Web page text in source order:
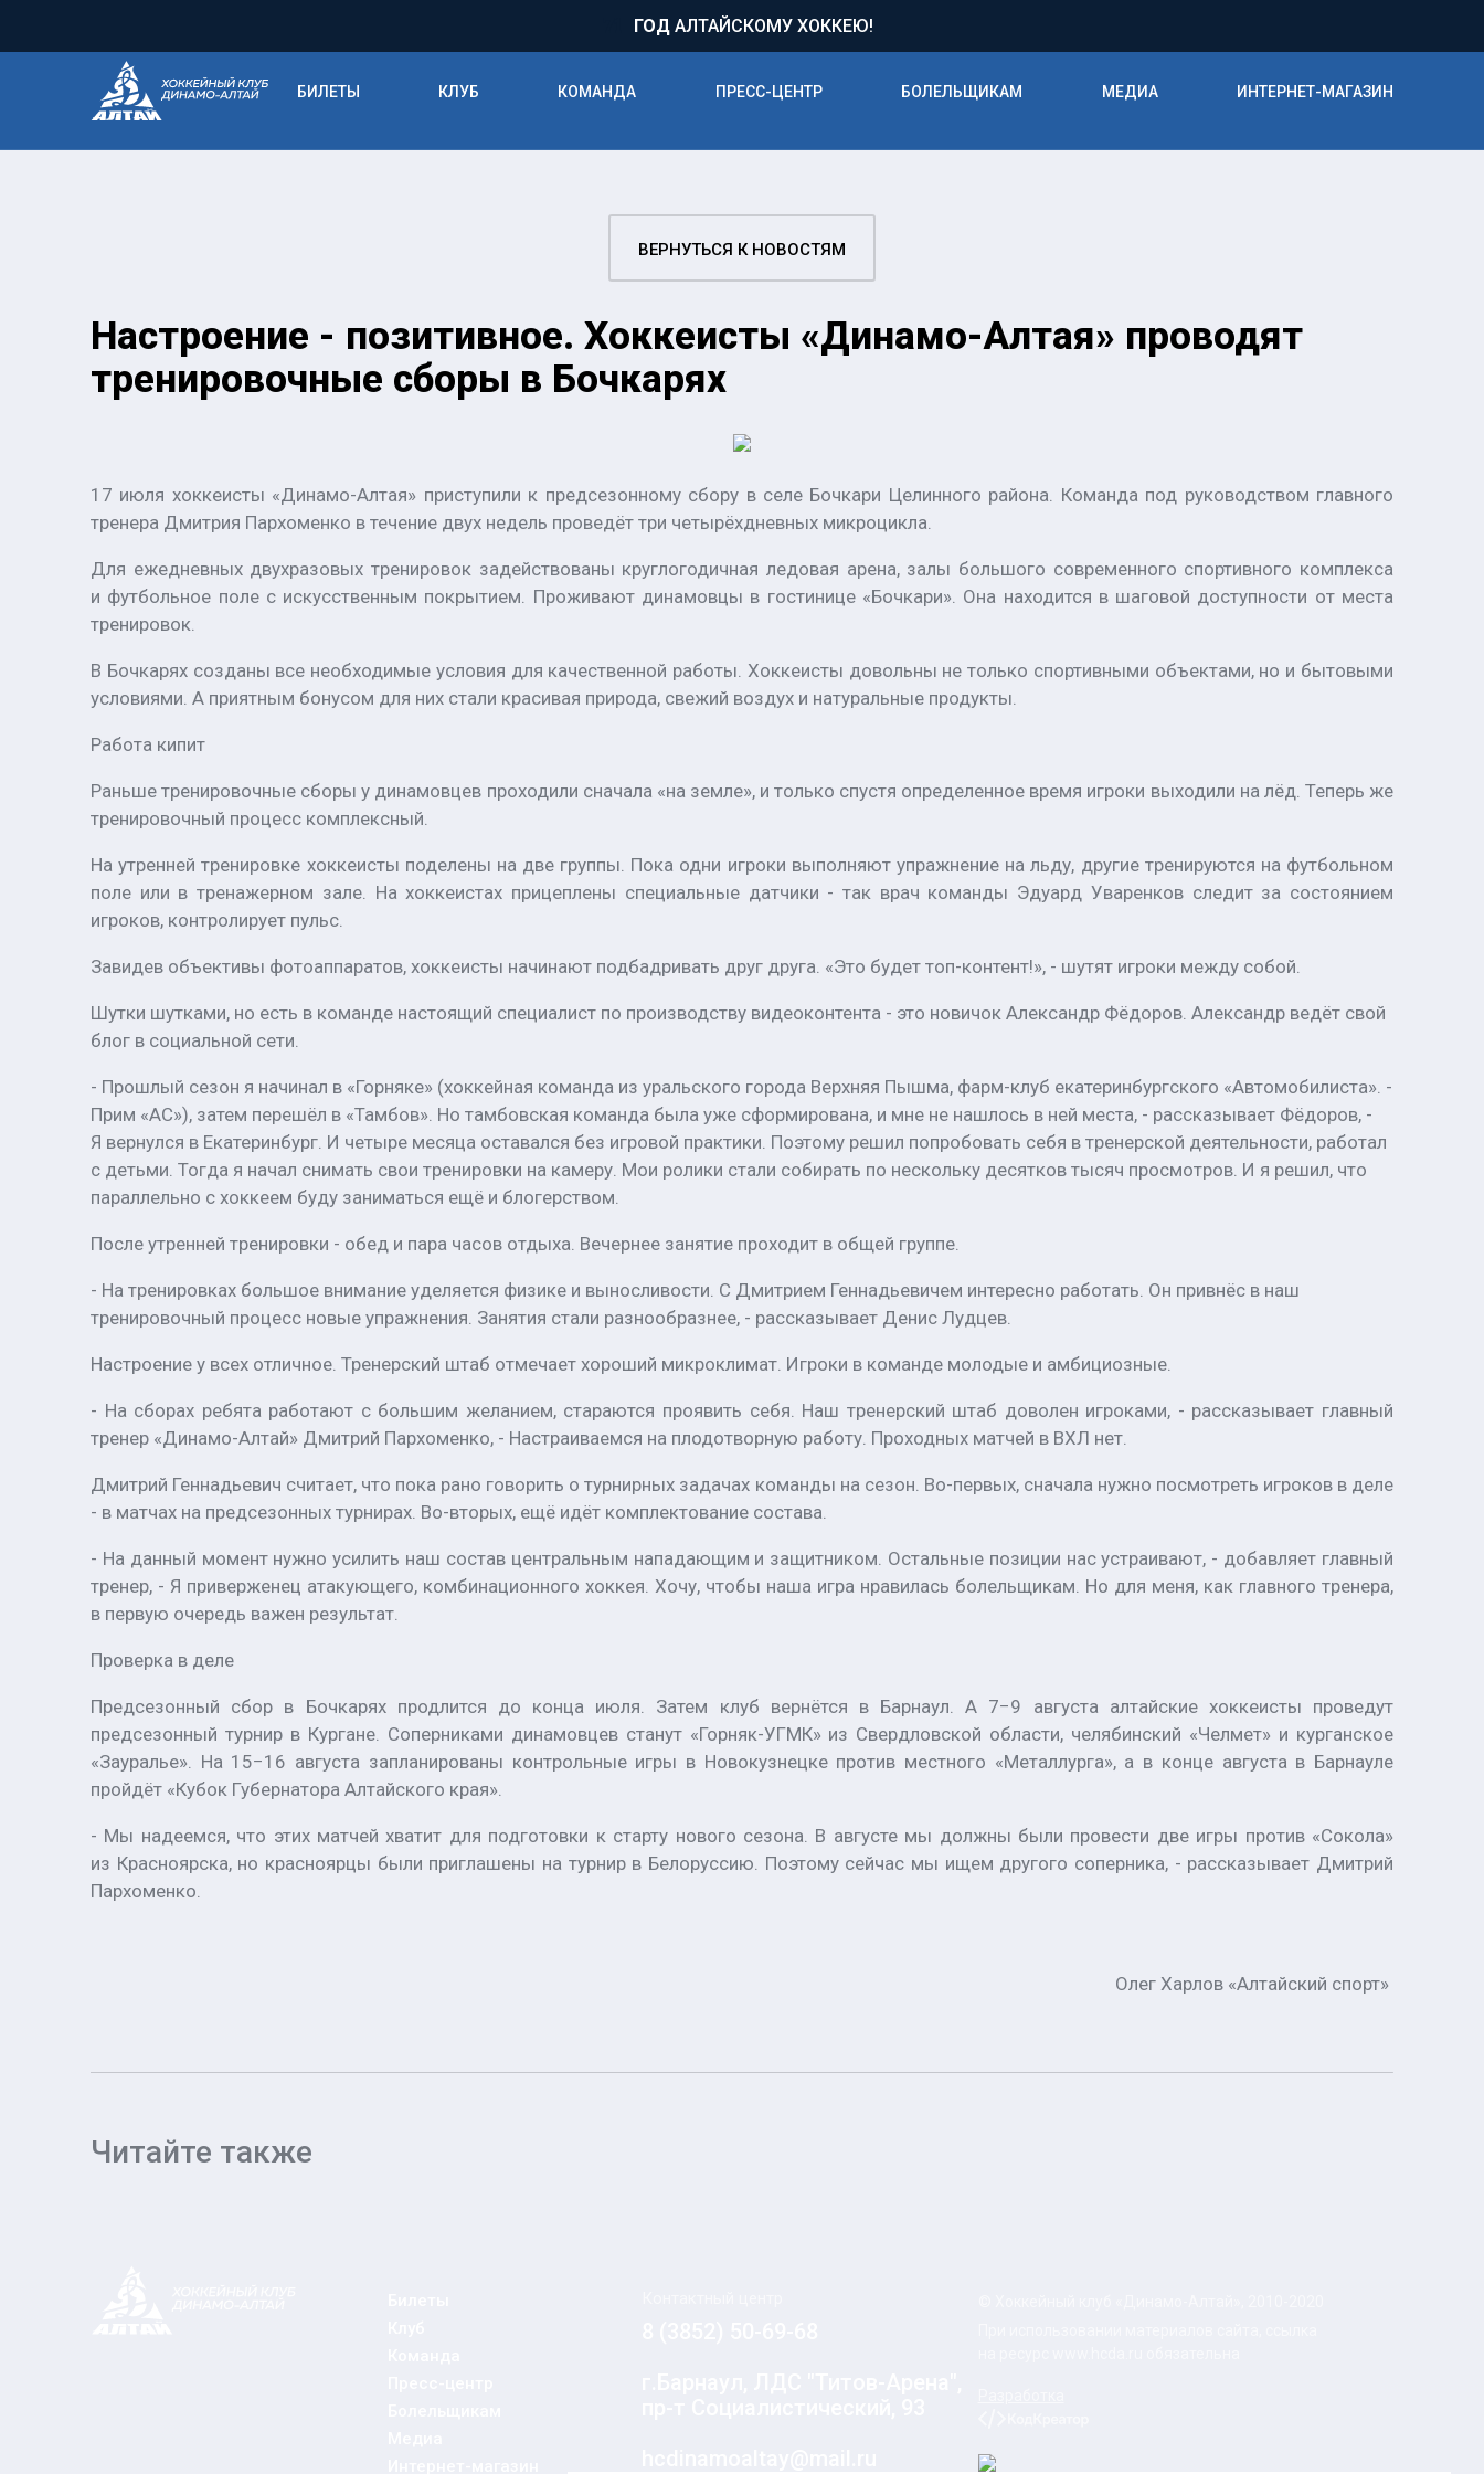
ГОДАЛТАЙСКОМУ ХОККЕЮ!
БИЛЕТЫ КЛУБ КОМАНДА ПРЕСС-ЦЕНТР БОЛЕЛЬЩИКАМ МЕДИА ИНТЕРНЕТ-МАГАЗИН
ВЕРНУТЬСЯ К НОВОСТЯМ
Настроение - позитивное. Хоккеисты «Динамо-Алтая» проводят
тренировочные сборы в Бочкарях
17 июля хоккеисты «Динамо-Алтая» приступили к предсезонному сбору в селе Бочкари Целинного района. Команда под руководством главного
тренера Дмитрия Пархоменко в течение двух недель проведёт три четырёхдневных микроцикла.
Для ежедневных двухразовых тренировок задействованы круглогодичная ледовая арена, залы большого современного спортивного комплекса
и футбольное поле с искусственным покрытием. Проживают динамовцы в гостинице «Бочкари». Она находится в шаговой доступности от места
тренировок.
В Бочкарях созданы все необходимые условия для качественной работы. Хоккеисты довольны не только спортивными объектами, но и бытовыми
условиями. А приятным бонусом для них стали красивая природа, свежий воздух и натуральные продукты.
Работа кипит
Раньше тренировочные сборы у динамовцев проходили сначала «на земле», и только спустя определенное время игроки выходили на лёд. Теперь же
тренировочный процесс комплексный.
На утренней тренировке хоккеисты поделены на две группы. Пока одни игроки выполняют упражнение на льду, другие тренируются на футбольном
поле или в тренажерном зале. На хоккеистах прицеплены специальные датчики - так врач команды Эдуард Уваренков следит за состоянием
игроков, контролирует пульс.
Завидев объективы фотоаппаратов, хоккеисты начинают подбадривать друг друга. «Это будет топ-контент!», - шутят игроки между собой.
Шутки шутками, но есть в команде настоящий специалист по производству видеоконтента - это новичок Александр Фёдоров. Александр ведёт свой
блог в социальной сети.
- Прошлый сезон я начинал в «Горняке» (хоккейная команда из уральского города Верхняя Пышма, фарм-клуб екатеринбургского «Автомобилиста». -
Прим «АС»), затем перешёл в «Тамбов». Но тамбовская команда была уже сформирована, и мне не нашлось в ней места, - рассказывает Фёдоров, -
Я вернулся в Екатеринбург. И четыре месяца оставался без игровой практики. Поэтому решил попробовать себя в тренерской деятельности, работал
с детьми. Тогда я начал снимать свои тренировки на камеру. Мои ролики стали собирать по нескольку десятков тысяч просмотров. И я решил, что
параллельно с хоккеем буду заниматься ещё и блогерством.
После утренней тренировки - обед и пара часов отдыха. Вечернее занятие проходит в общей группе.
- На тренировках большое внимание уделяется физике и выносливости. С Дмитрием Геннадьевичем интересно работать. Он привнёс в наш
тренировочный процесс новые упражнения. Занятия стали разнообразнее, - рассказывает Денис Лудцев.
Настроение у всех отличное. Тренерский штаб отмечает хороший микроклимат. Игроки в команде молодые и амбициозные.
- На сборах ребята работают с большим желанием, стараются проявить себя. Наш тренерский штаб доволен игроками, - рассказывает главный
тренер «Динамо-Алтай» Дмитрий Пархоменко, - Настраиваемся на плодотворную работу. Проходных матчей в ВХЛ нет.
Дмитрий Геннадьевич считает, что пока рано говорить о турнирных задачах команды на сезон. Во-первых, сначала нужно посмотреть игроков в деле
- в матчах на предсезонных турнирах. Во-вторых, ещё идёт комплектование состава.
- На данный момент нужно усилить наш состав центральным нападающим и защитником. Остальные позиции нас устраивают, - добавляет главный
тренер, - Я приверженец атакующего, комбинационного хоккея. Хочу, чтобы наша игра нравилась болельщикам. Но для меня, как главного тренера,
в первую очередь важен результат.
Проверка в деле
Предсезонный сбор в Бочкарях продлится до конца июля. Затем клуб вернётся в Барнаул. А 7−9 августа алтайские хоккеисты проведут
предсезонный турнир в Кургане. Соперниками динамовцев станут «Горняк-УГМК» из Свердловской области, челябинский «Челмет» и курганское
«Зауралье». На 15−16 августа запланированы контрольные игры в Новокузнецке против местного «Металлурга», а в конце августа в Барнауле
пройдёт «Кубок Губернатора Алтайского края».
- Мы надеемся, что этих матчей хватит для подготовки к старту нового сезона. В августе мы должны были провести две игры против «Сокола»
из Красноярска, но красноярцы были приглашены на турнир в Белоруссию. Поэтому сейчас мы ищем другого соперника, - рассказывает Дмитрий
Пархоменко.
Олег Харлов «Алтайский спорт»
Читайте также